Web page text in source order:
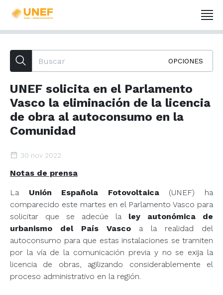
OPCIONES
UNEF solicita en el Parlamento
Vasco la eliminación de la licencia
de obra al autoconsumo en la
Comunidad
30 nov 2022
Notas de prensa
La Unión Española Fotovoltaica(UNEF) ha
comparecido este martes en el Parlamento Vasco para
solicitar que se adecúe la ley autonómica de
urbanismo del País Vasco a la realidad del
autoconsumo para que estas instalaciones se tramiten
por la vía de la comunicación previa y no se exija la
licencia de obras, agilizando considerablemente el
proceso administrativo en la región.